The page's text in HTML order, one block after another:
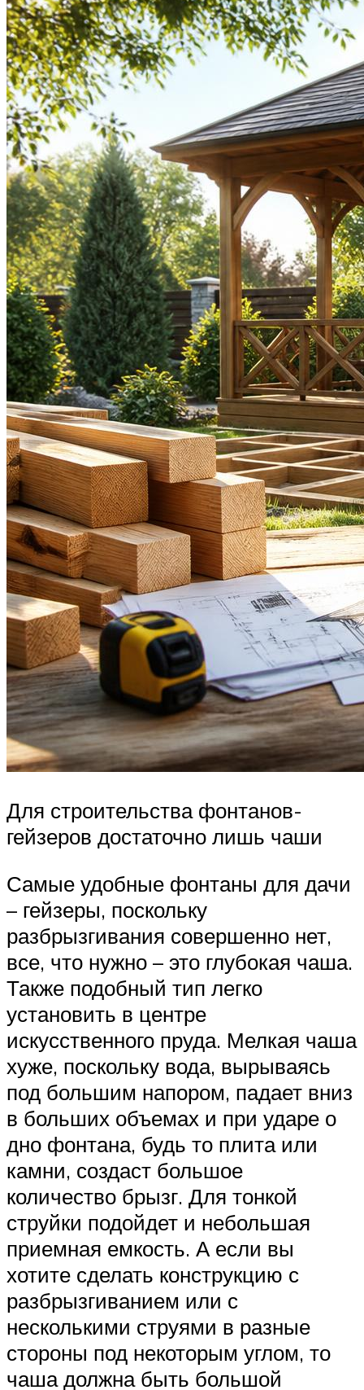
Для строительства фонтанов-
гейзеров достаточно лишь чаши
Самые удобные фонтаны для дачи
– гейзеры, поскольку
разбрызгивания совершенно нет,
все, что нужно – это глубокая чаша.
Также подобный тип легко
установить в центре
искусственного пруда. Мелкая чаша
хуже, поскольку вода, вырываясь
под большим напором, падает вниз
в больших объемах и при ударе о
дно фонтана, будь то плита или
камни, создаст большое
количество брызг. Для тонкой
струйки подойдет и небольшая
приемная емкость. А если вы
хотите сделать конструкцию с
разбрызгиванием или с
несколькими струями в разные
стороны под некоторым углом, то
чаша должна быть большой